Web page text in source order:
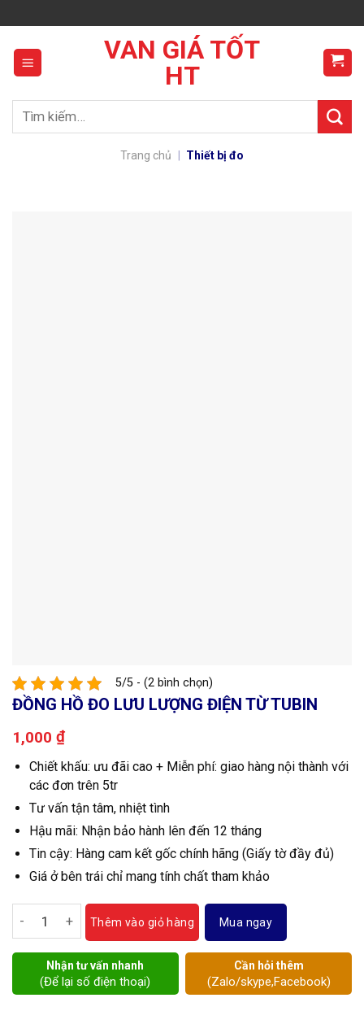
to
content
VAN GIÁ TỐT
HT
Tìm
Trang chủ Thiết bị đo
5/5 - (2 bình chọn)
ĐỒNG HỒ ĐO LƯU LƯỢNG ĐIỆN TỪ TUBIN
1,000 ₫
Chiết khấu: ưu đãi cao + Miễn phí: giao hàng nội thành với
các đơn trên 5tr
Tư vấn tận tâm, nhiệt tình
Hậu mãi: Nhận bảo hành lên đến 12 tháng
Tin cậy: Hàng cam kết gốc chính hãng (Giấy tờ đầy đủ)
Giá ở bên trái chỉ mang tính chất tham khảo
Thêm vào giỏ hàng Mua ngay
Nhận tư vấn nhanh
(Để lại số điện thoại)
Cần hỏi thêm
(Zalo/skype,Facebook)